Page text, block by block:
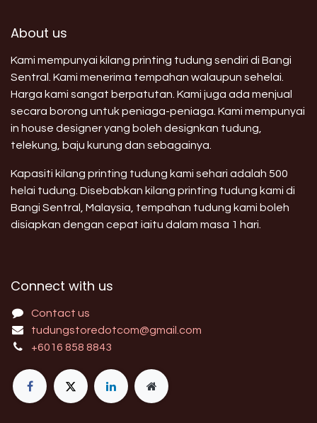
About us
Kami mempunyai kilang printing tudung sendiri di Bangi
Sentral. Kami menerima tempahan walaupun sehelai.
Harga kami sangat berpatutan. Kami juga ada menjual
secara borong untuk peniaga-peniaga. Kami mempunyai
in house designer yang boleh designkan tudung,
telekung, baju kurung dan sebagainya.
Kapasiti kilang printing tudung kami sehari adalah 500
helai tudung. Disebabkan kilang printing tudung kami di
Bangi Sentral, Malaysia, tempahan tudung kami boleh
disiapkan dengan cepat iaitu dalam masa 1 hari.
Connect with us
Contact us
tudungstoredotcom@gmail.com
+6016 858 8843